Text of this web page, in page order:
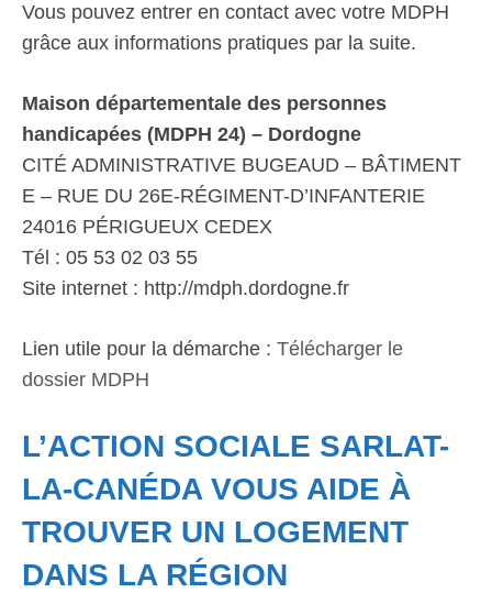
Vous pouvez entrer en contact avec votre MDPH
grâce aux informations pratiques par la suite.
Maison départementale des personnes
handicapées (MDPH 24) – Dordogne
CITÉ ADMINISTRATIVE BUGEAUD – BÂTIMENT
E – RUE DU 26E-RÉGIMENT-D’INFANTERIE
24016 PÉRIGUEUX CEDEX
Tél : 05 53 02 03 55
Site internet : http://mdph.dordogne.fr
Lien utile pour la démarche : Télécharger le
dossier MDPH
L’ACTION SOCIALE SARLAT-
LA-CANÉDA VOUS AIDE À
TROUVER UN LOGEMENT
DANS LA RÉGION